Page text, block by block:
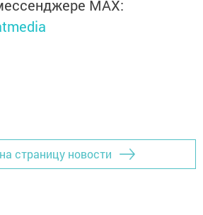
MАХ:
страницу новости